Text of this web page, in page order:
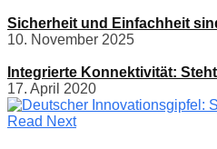
Sicherheit und Einfachheit
10. November 2025
Integrierte Konnektivität:
17. April 2020
Read Next